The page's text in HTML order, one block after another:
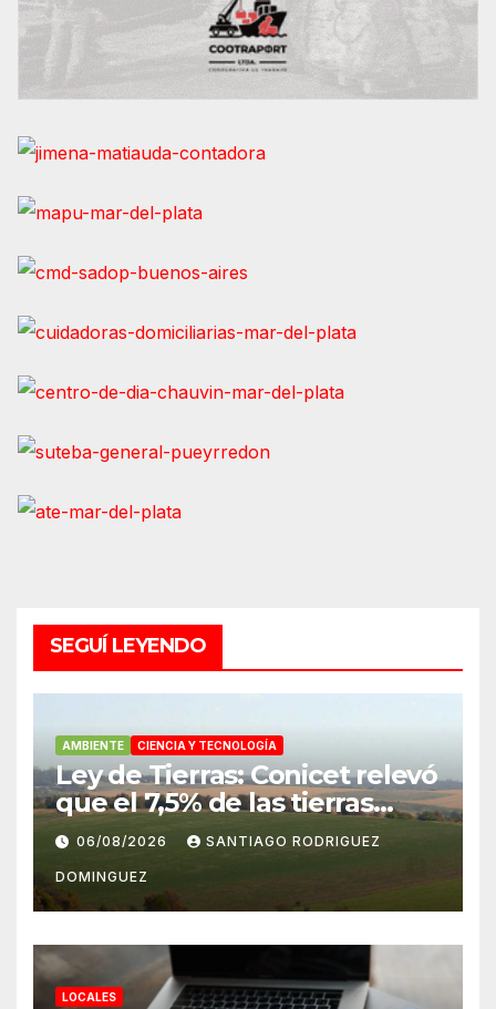
SEGUÍ LEYENDO
AMBIENTE CIENCIA Y TECNOLOGÍA
Ley de Tierras: Conicet relevó
que el 7,5% de las tierras
rurales de Mar del Plata
pertenecen a extranjeros
06/08/2026 SANTIAGO RODRIGUEZ
DOMINGUEZ
LOCALES